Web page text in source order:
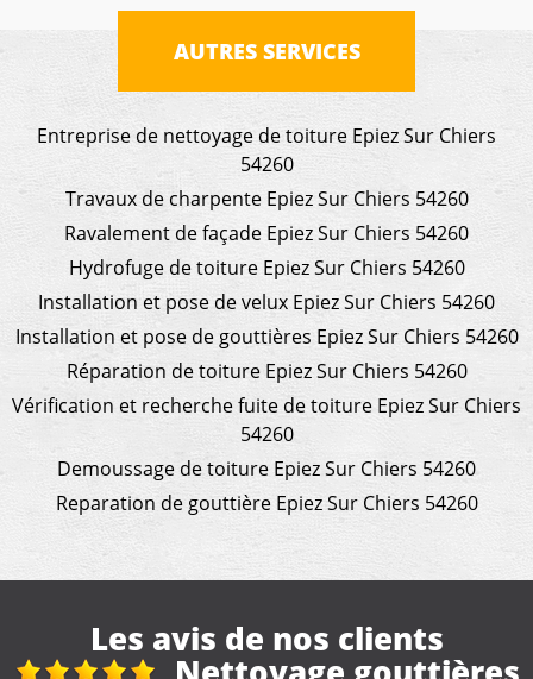
AUTRES SERVICES
Entreprise de nettoyage de toiture Epiez Sur Chiers
54260
Travaux de charpente Epiez Sur Chiers 54260
Ravalement de façade Epiez Sur Chiers 54260
Hydrofuge de toiture Epiez Sur Chiers 54260
Installation et pose de velux Epiez Sur Chiers 54260
Installation et pose de gouttières Epiez Sur Chiers 54260
Réparation de toiture Epiez Sur Chiers 54260
Vérification et recherche fuite de toiture Epiez Sur Chiers
54260
Demoussage de toiture Epiez Sur Chiers 54260
Reparation de gouttière Epiez Sur Chiers 54260
Les avis de nos clients